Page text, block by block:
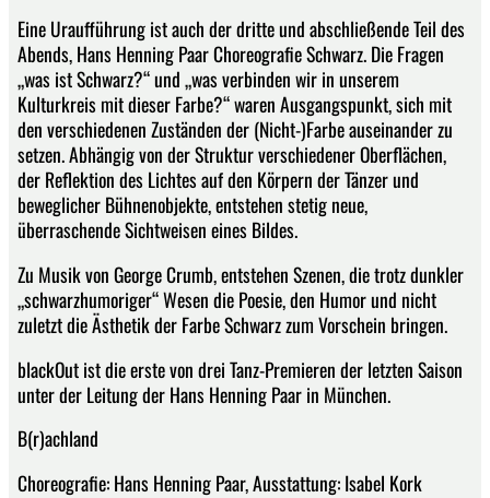
Eine Uraufführung ist auch der dritte und abschließende Teil des
Abends, Hans Henning Paar Choreografie Schwarz. Die Fragen
„was ist Schwarz?“ und „was verbinden wir in unserem
Kulturkreis mit dieser Farbe?“ waren Ausgangspunkt, sich mit
den verschiedenen Zuständen der (Nicht-)Farbe auseinander zu
setzen. Abhängig von der Struktur verschiedener Oberflächen,
der Reflektion des Lichtes auf den Körpern der Tänzer und
beweglicher Bühnenobjekte, entstehen stetig neue,
überraschende Sichtweisen eines Bildes.
Zu Musik von George Crumb, entstehen Szenen, die trotz dunkler
„schwarzhumoriger“ Wesen die Poesie, den Humor und nicht
zuletzt die Ästhetik der Farbe Schwarz zum Vorschein bringen.
blackOut ist die erste von drei Tanz-Premieren der letzten Saison
unter der Leitung der Hans Henning Paar in München.
B(r)achland
Choreografie: Hans Henning Paar, Ausstattung: Isabel Kork